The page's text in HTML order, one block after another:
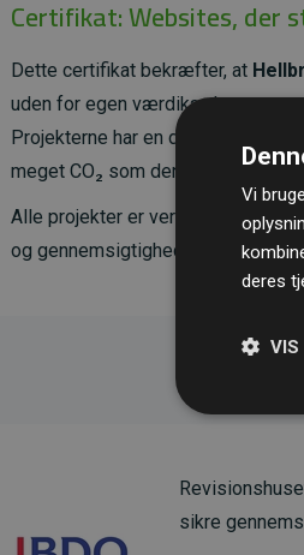
Certifikat: Websites, der
Dette certifikat bekræfter, at
uden for egen værdikæde.
Projekterne har en dokumenteret
meget CO₂ som den estimerede
Alle projekter er verificeret
og gennemsigtighed i
sikre
Vi
deres
VIS